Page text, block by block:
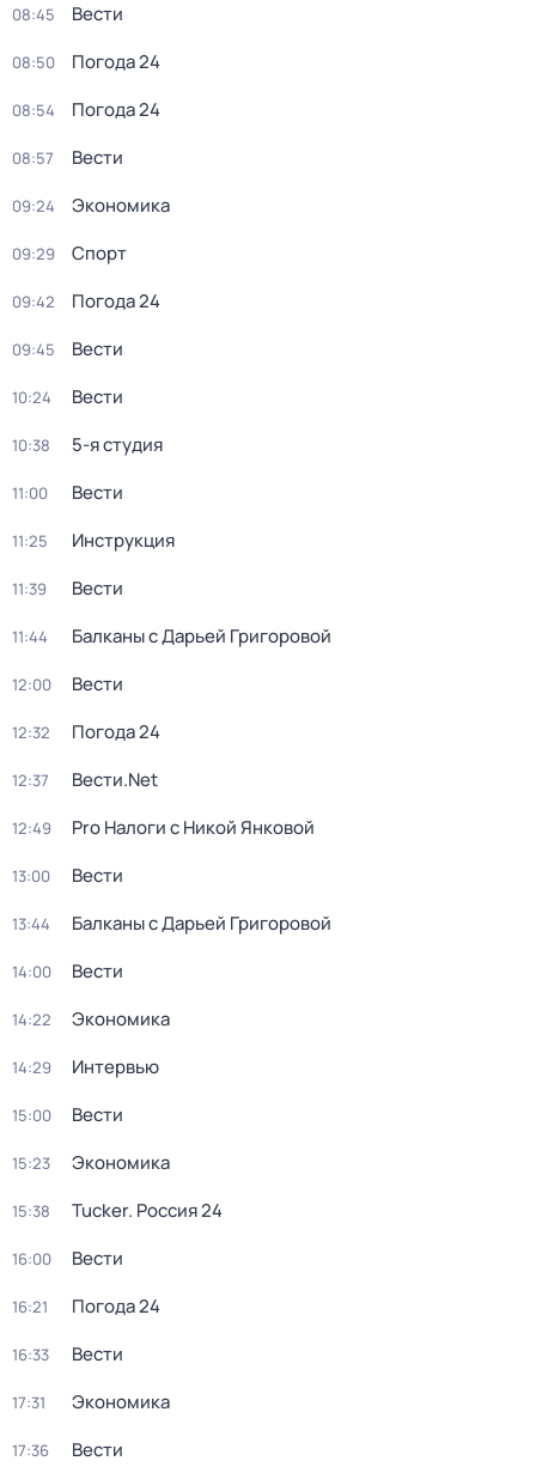
08:45 Вести
08:50 Погода 24
08:54 Погода 24
08:57 Вести
09:24 Экономика
09:29 Спорт
09:42 Погода 24
09:45 Вести
10:24 Вести
10:38 5-я студия
11:00 Вести
11:25 Инструкция
11:39 Вести
11:44 Балканы с Дарьей Григоровой
12:00 Вести
12:32 Погода 24
12:37 Вести.Net
12:49 Pro Налоги с Никой Янковой
13:00 Вести
13:44 Балканы с Дарьей Григоровой
14:00 Вести
14:22 Экономика
14:29 Интервью
15:00 Вести
15:23 Экономика
15:38 Tucker. Россия 24
16:00 Вести
16:21 Погода 24
16:33 Вести
17:31 Экономика
17:36 Вести